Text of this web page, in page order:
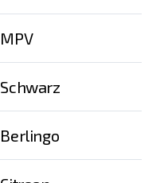
MPV
Schwarz
Berlingo